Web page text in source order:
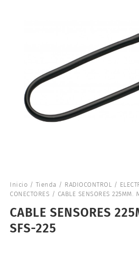
Inicio / Tienda / RADIOCONTROL /
CONECTORES / CABLE SENSORES 225MM.
CABLE SENSORES
SFS-225